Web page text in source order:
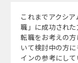
ステージ別アドバイス
MBAの転職事例
日本語履歴書テンプ
よくある面接Q&A集
コンサルティングの
転職成功への4つの鍵
ジョブフェア
海外セミナー
アクセス
採用情報
これまでアクシ
職」に成功され
転職をお考えの
いて検討中の方
インの参考にして